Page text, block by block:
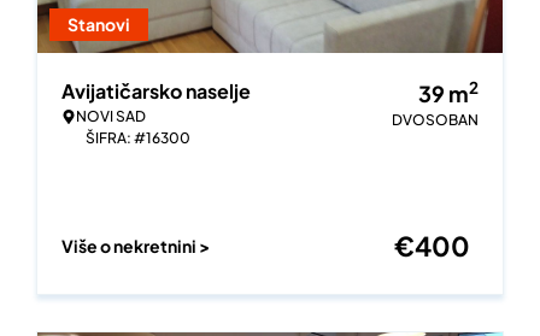
Stanovi
Avijatičarsko naselje
NOVI SAD
ŠIFRA: #16300
39 m2
DVOSOBAN
Više o nekretnini > €400